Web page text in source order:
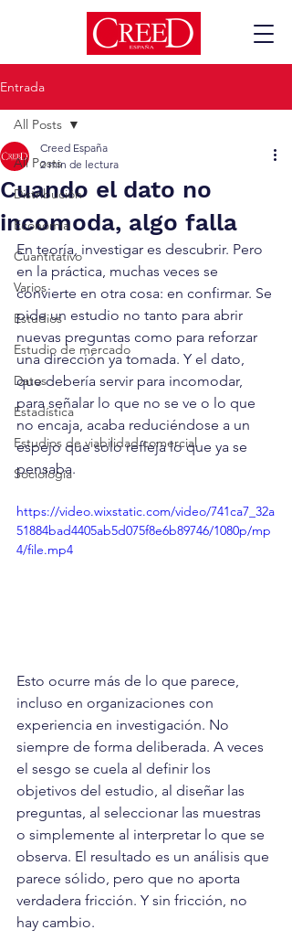
Entrada
All Posts
Distribución
Economía
Cuantitativo
Varios
Estudios
Estudio de mercado
Datos
Estadística
Estudios de viabilidad comercial
Sociología
All Posts
Cuando el dato no
incomoda, algo falla
Creed España
2 min de lectura
En teoría, investigar es descubrir. Pero
en la práctica, muchas veces se
convierte en otra cosa: en confirmar. Se
pide un estudio no tanto para abrir
nuevas preguntas como para reforzar
una dirección ya tomada. Y el dato,
que debería servir para incomodar,
para señalar lo que no se ve o lo que
no encaja, acaba reduciéndose a un
espejo que solo refleja lo que ya se
pensaba.
https://video.wixstatic.com/video/741ca7_32a
51884bad4405ab5d075f8e6b89746/1080p/mp
4/file.mp4
Esto ocurre más de lo que parece,
incluso en organizaciones con
experiencia en investigación. No
siempre de forma deliberada. A veces
el sesgo se cuela al definir los
objetivos del estudio, al diseñar las
preguntas, al seleccionar las muestras
o simplemente al interpretar lo que se
observa. El resultado es un análisis que
parece sólido, pero que no aporta
verdadera fricción. Y sin fricción, no
hay cambio.